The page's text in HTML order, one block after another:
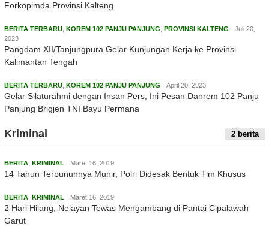
Forkopimda Provinsi Kalteng
BERITA TERBARU KOREM 102 PANJU PANJUNG PROVINSI KALTENG
Juli 20,
2023
Pangdam XII/Tanjungpura Gelar Kunjungan Kerja ke Provinsi
Kalimantan Tengah
BERITA TERBARU KOREM 102 PANJU PANJUNG April 20, 2023
Gelar Silaturahmi dengan Insan Pers, Ini Pesan Danrem 102 Panju
Panjung Brigjen TNI Bayu Permana
Kriminal 2 berita
BERITA KRIMINAL Maret 16, 2019
14 Tahun Terbunuhnya Munir, Polri Didesak Bentuk Tim Khusus
BERITA KRIMINAL Maret 16, 2019
2 Hari Hilang, Nelayan Tewas Mengambang di Pantai Cipalawah
Garut